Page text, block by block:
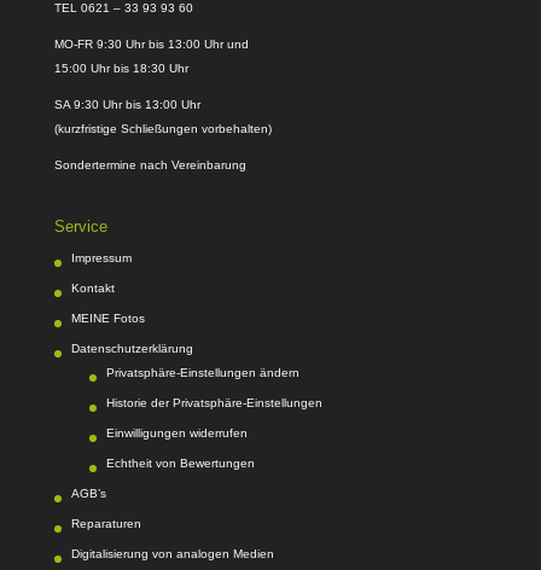
TEL 0621 – 33 93 93 60
MO-FR 9:30 Uhr bis 13:00 Uhr und
15:00 Uhr bis 18:30 Uhr
SA 9:30 Uhr bis 13:00 Uhr
(kurzfristige Schließungen vorbehalten)
Sondertermine nach Vereinbarung
Service
Impressum
Kontakt
MEINE Fotos
Datenschutzerklärung
Privatsphäre-Einstellungen ändern
Historie der Privatsphäre-Einstellungen
Einwilligungen widerrufen
Echtheit von Bewertungen
AGB’s
Reparaturen
Digitalisierung von analogen Medien